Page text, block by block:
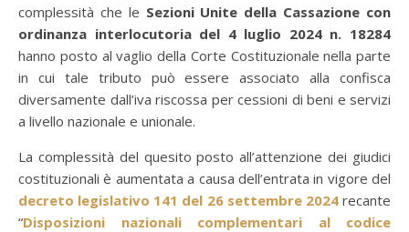
complessità che le Sezioni Unite della Cassazione con
ordinanza interlocutoria del 4 luglio 2024 n. 18284
hanno posto al vaglio della Corte Costituzionale nella parte
in cui tale tributo può essere associato alla confisca
diversamente dall’iva riscossa per cessioni di beni e servizi
a livello nazionale e unionale.
La complessità del quesito posto all’attenzione dei giudici
costituzionali è aumentata a causa dell’entrata in vigore del
decreto legislativo 141 del 26 settembre 2024recante
“Disposizioni nazionali complementari al codice